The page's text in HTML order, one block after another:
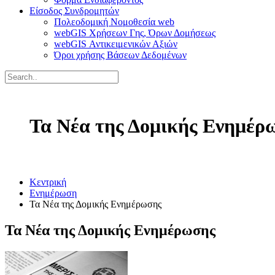
Είσοδος Συνδρομητών
Πολεοδομική Νομοθεσία web
webGIS Χρήσεων Γης, Όρων Δομήσεως
webGIS Αντικειμενικών Αξιών
Όροι χρήσης Βάσεων Δεδομένων
Τα Νέα της Δομικής
Κεντρική
Ενημέρωση
Τα Νέα της Δομικής Ενημέρωσης
Τα Νέα της Δομικής Ενημέρωσης